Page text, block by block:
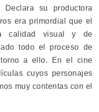
su productora
era primordial que el
calidad visual y de
todo el proceso de
a ello. En el cine
cuyos personajes
muy contentas con el